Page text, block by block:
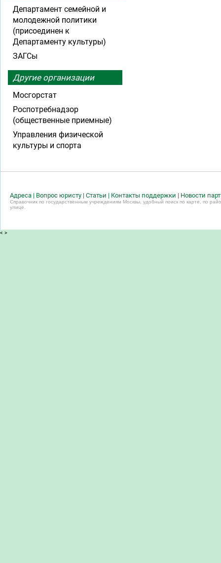
Департамент семейной и
молодежной политики
(присоединен к
Департаменту культуры)
ЗАГСы
Другие организации
Мосгорстат
Роспотребнадзор
(общественные приемные)
Управления физической
культуры и спорта
Адреса | Вопрос юристу | Статьи | Контакты поддержки | Новости
Справочник по государственным учреждениям Москвы, удобный поиск по карте, по
улице.
< >